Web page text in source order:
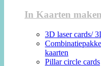
In Kaarten maken
3D laser cards/
kaarten
Pillar circle cards